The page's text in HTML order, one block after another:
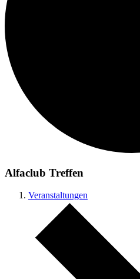
Alfaclub Treffen
Veranstaltungen